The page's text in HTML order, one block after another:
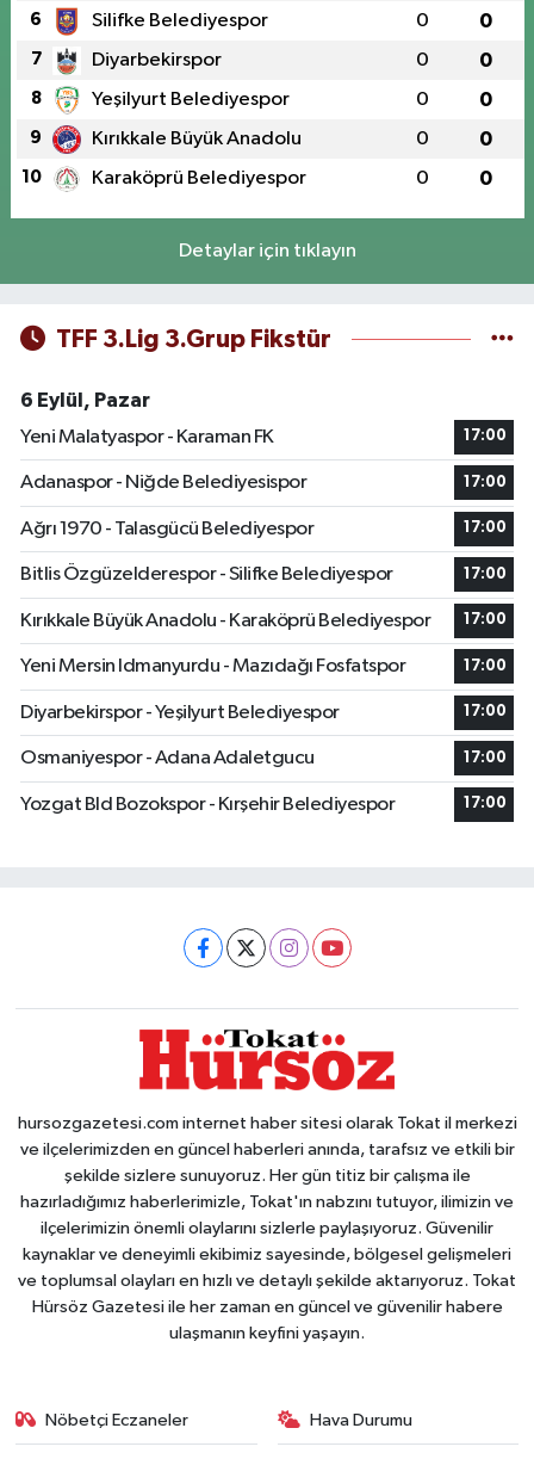
6 Silifke Belediyespor 0 0
7 Diyarbekirspor 0 0
8 Yeşilyurt Belediyespor 0 0
9 Kırıkkale Büyük Anadolu 0 0
10 Karaköprü Belediyespor 0 0
Detaylar için tıklayın
TFF 3.Lig 3.Grup Fikstür
6 Eylül, Pazar
Yeni Malatyaspor - Karaman FK
17:00
Adanaspor - Niğde Belediyesispor 17:00
Ağrı 1970 - Talasgücü Belediyespor 17:00
Bitlis Özgüzelderespor - Silifke Belediyespor 17:00
Kırıkkale Büyük Anadolu - Karaköprü Belediyespor 17:00
Yeni Mersin Idmanyurdu - Mazıdağı Fosfatspor 17:00
Diyarbekirspor - Yeşilyurt Belediyespor 17:00
Osmaniyespor - Adana Adaletgucu 17:00
Yozgat Bld Bozokspor - Kırşehir Belediyespor 17:00
hursozgazetesi.com internet haber sitesi olarak Tokat il merkezi
ve ilçelerimizden en güncel haberleri anında, tarafsız ve etkili bir
şekilde sizlere sunuyoruz. Her gün titiz bir çalışma ile
hazırladığımız haberlerimizle, Tokat'ın nabzını tutuyor, ilimizin ve
ilçelerimizin önemli olaylarını sizlerle paylaşıyoruz. Güvenilir
kaynaklar ve deneyimli ekibimiz sayesinde, bölgesel gelişmeleri
ve toplumsal olayları en hızlı ve detaylı şekilde aktarıyoruz. Tokat
Hürsöz Gazetesi ile her zaman en güncel ve güvenilir habere
ulaşmanın keyfini yaşayın.
Nöbetçi Eczaneler Hava Durumu